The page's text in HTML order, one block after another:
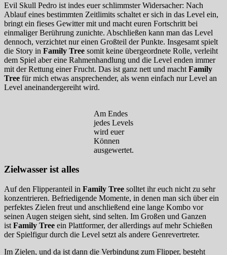
Evil Skull Pedro ist indes euer schlimmster Widersacher: Nach
Ablauf eines bestimmten Zeitlimits schaltet er sich in das Level ein,
bringt ein fieses Gewitter mit und macht euren Fortschritt bei
einmaliger Berührung zunichte. Abschließen kann man das Level
dennoch, verzichtet nur einen Großteil der Punkte. Insgesamt spielt
die Story in Family Tree somit keine übergeordnete Rolle, verleiht
dem Spiel aber eine Rahmenhandlung und die Level enden immer
mit der Rettung einer Frucht. Das ist ganz nett und macht Family
Tree für mich etwas ansprechender, als wenn einfach nur Level an
Level aneinandergereiht wird.
Am Endes
jedes Levels
wird euer
Können
ausgewertet.
Zielwasser ist alles
Auf den Flipperanteil in Family Tree solltet ihr euch nicht zu sehr
konzentrieren. Befriedigende Momente, in denen man sich über ein
perfektes Zielen freut und anschließend eine lange Kombo vor
seinen Augen steigen sieht, sind selten. Im Großen und Ganzen
ist Family Tree ein Plattformer, der allerdings auf mehr Schießen
der Spielfigur durch die Level setzt als andere Genrevertreter.
Im Zielen, und da ist dann die Verbindung zum Flipper, besteht